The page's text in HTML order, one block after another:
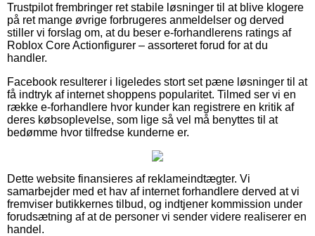
Trustpilot frembringer ret stabile løsninger til at blive klogere
på ret mange øvrige forbrugeres anmeldelser og derved
stiller vi forslag om, at du beser e-forhandlerens ratings af
Roblox Core Actionfigurer – assorteret forud for at du
handler.
Facebook resulterer i ligeledes stort set pæne løsninger til at
få indtryk af internet shoppens popularitet. Tilmed ser vi en
række e-forhandlere hvor kunder kan registrere en kritik af
deres købsoplevelse, som lige så vel må benyttes til at
bedømme hvor tilfredse kunderne er.
Dette website finansieres af reklameindtægter. Vi
samarbejder med et hav af internet forhandlere derved at vi
fremviser butikkernes tilbud, og indtjener kommission under
forudsætning af at de personer vi sender videre realiserer en
handel.